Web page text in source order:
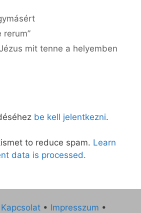
rerum”
mit tenne a helyemben
be kell jelentkezni.
to reduce spam. Learn
data is processed.
Kapcsolat • Impresszum •